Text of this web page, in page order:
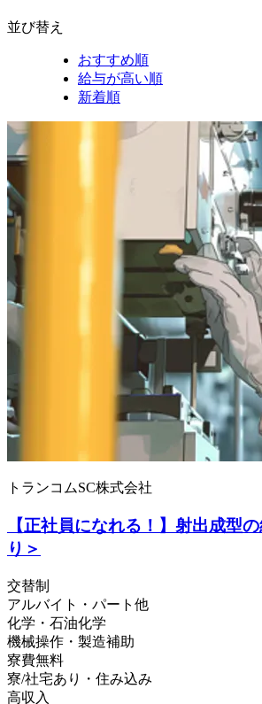
並び替え
おすすめ順
給与が高い順
新着順
トランコムSC株式会社
【正社員になれる！】射出成型
り＞
交替制
アルバイト・パート他
化学・石油化学
機械操作・製造補助
寮費無料
寮/社宅あり・住み込み
高収入